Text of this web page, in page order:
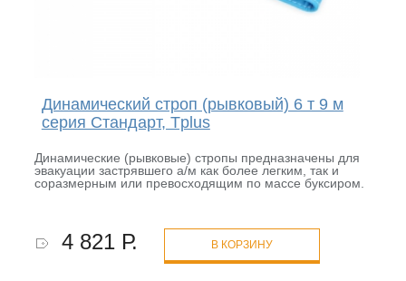
Динамический строп (рывковый) 6 т 9 м
серия Стандарт, Tplus
Динамические (рывковые) стропы предназначены для
эвакуации застрявшего а/м как более легким, так и
соразмерным или превосходящим по массе буксиром.
4 821 Р. В КОРЗИНУ